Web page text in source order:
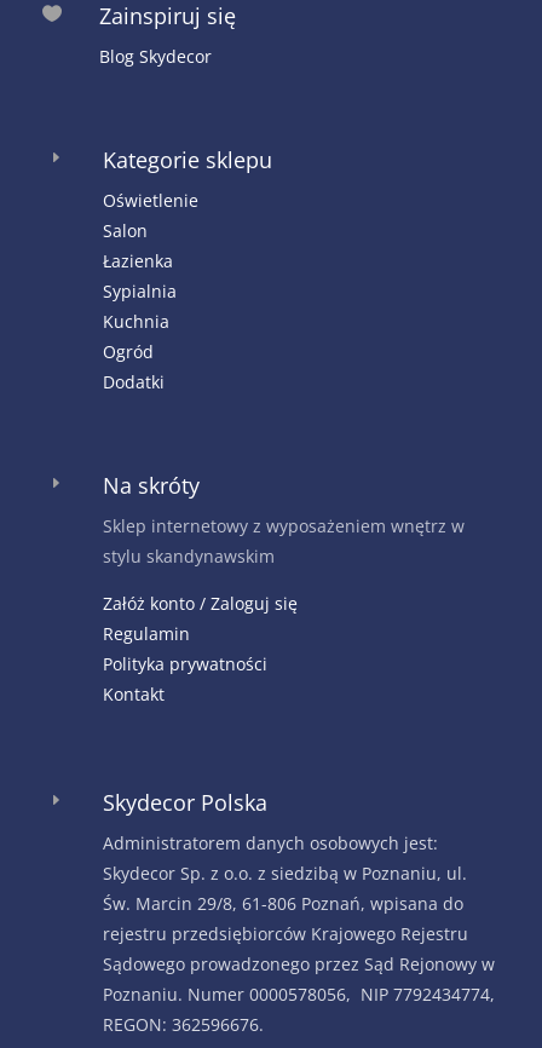
 Zainspiruj się
Blog Skydecor
E Kategorie sklepu
Oświetlenie
Salon
Łazienka
Sypialnia
Kuchnia
Ogród
Dodatki
E Na skróty
Sklep internetowy z wyposażeniem wnętrz w
stylu skandynawskim
Załóż konto / Zaloguj się
Regulamin
Polityka prywatności
Kontakt
E Skydecor Polska
Administratorem danych osobowych jest:
Skydecor Sp. z o.o. z siedzibą w Poznaniu, ul.
Św. Marcin 29/8, 61-806 Poznań, wpisana do
rejestru przedsiębiorców Krajowego Rejestru
Sądowego prowadzonego przez Sąd Rejonowy w
Poznaniu. Numer 0000578056, NIP 7792434774,
REGON: 362596676.